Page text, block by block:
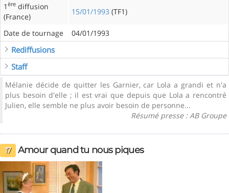
1 ère diffusion
(France)
15/01/1993 (TF1)
Date de tournage 04/01/1993
Rediffusions
Staff
Mélanie décide de quitter les Garnier, car Lola a grandi et n'a
plus besoin d'elle ; il est vrai que depuis que Lola a rencontré
Julien, elle semble ne plus avoir besoin de personne...
Résumé presse : AB Groupe
17 Amour quand tu nous piques